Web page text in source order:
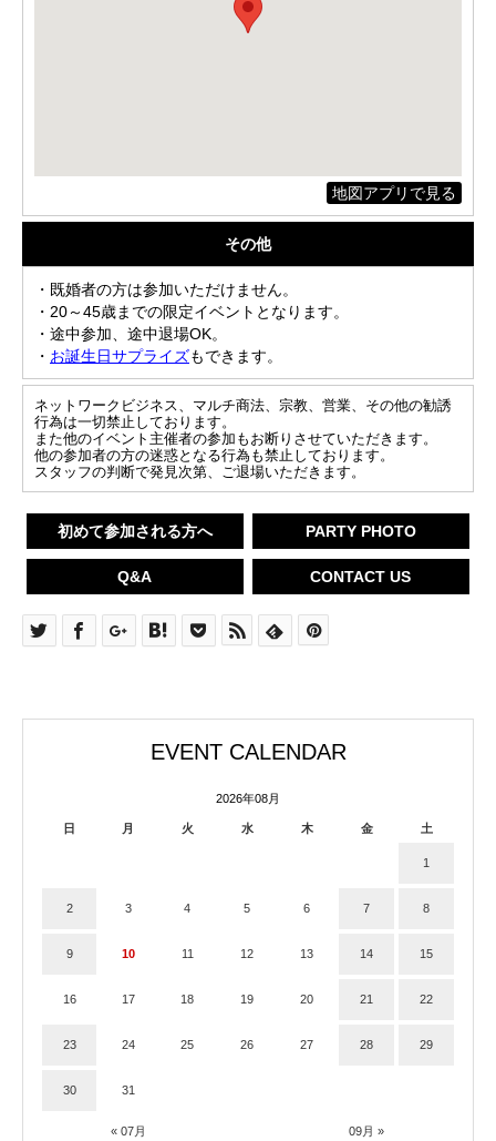
地図アプリで見る
その他
・既婚者の方は参加いただけません。
・20～45歳までの限定イベントとなります。
・途中参加、途中退場OK。
・ お誕生日サプライズもできます。
ネットワークビジネス、マルチ商法、宗教、営業、その他の勧誘
行為は一切禁止しております。
また他のイベント主催者の参加もお断りさせていただきます。
他の参加者の方の迷惑となる行為も禁止しております。
スタッフの判断で発見次第、ご退場いただきます。
初めて参加される方へ PARTY PHOTO
Q&A CONTACT US
EVENT CALENDAR
2026年08月
日 月 火 水 木 金 土
« 07月 09月 »
1
2 3 4 5 6 7 8
9 10 11 12 13 14 15
16 17 18 19 20 21 22
23 24 25 26 27 28 29
30 31